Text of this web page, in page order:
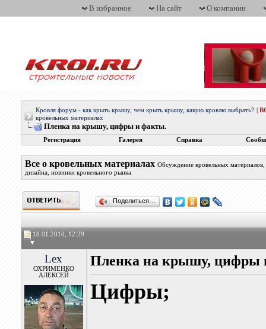
В избранное На сайт О компании
Кровля форум - как крыть крышу, чем крыть крышу, какую кровлю выбрать?
кровельных материалах
Пленка на крышу, цифры и факты.
Регистрация Галерея Справка
Все о кровельных материалах Обсуждение кровельных
дизайна, новинки кровельного рынка
Поделиться…
18.01.2010, 12:29
▼
Lex
ОХРИМЕНКО
АЛЕКСЕЙ
Пленка на крышу, цифры
Цифры;